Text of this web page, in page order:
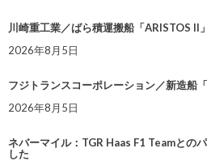
川崎重工業／ばら積運搬船「ARISTOS II
2026年8月5日
フジトランスコーポレーション／新造船
2026年8月5日
ネバーマイル：TGR Haas F1 Teamとの
した